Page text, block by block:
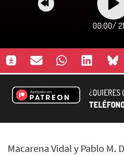
00:00/
¿QUIERES
Macarena Vidal y Pablo M.